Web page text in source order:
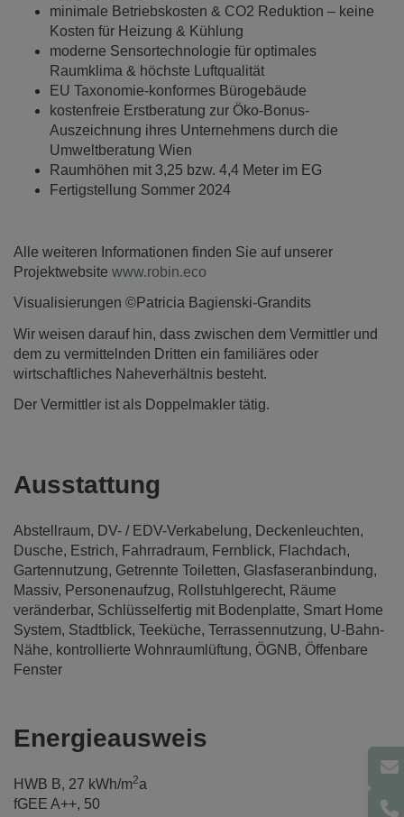
minimale Betriebskosten & CO2 Reduktion – keine
Kosten für Heizung & Kühlung
moderne Sensortechnologie für optimales
Raumklima & höchste Luftqualität
EU Taxonomie-konformes Bürogebäude
kostenfreie Erstberatung zur Öko-Bonus-
Auszeichnung ihres Unternehmens durch die
Umweltberatung Wien
Raumhöhen mit 3,25 bzw. 4,4 Meter im EG
Fertigstellung Sommer 2024
Alle weiteren Informationen finden Sie auf unserer
Projektwebsite www.robin.eco
Visualisierungen ©Patricia Bagienski-Grandits
Wir weisen darauf hin, dass zwischen dem Vermittler und
dem zu vermittelnden Dritten ein familiäres oder
wirtschaftliches Naheverhältnis besteht.
Der Vermittler ist als Doppelmakler tätig.
Ausstattung
Abstellraum DV- / EDV-Verkabelung
Deckenleuchten
Dusche
Estrich Fahrradraum Fernblick
Flachdach
Gartennutzung Getrennte Toiletten Glasfaseranbindung
Massiv
Personenaufzug Rollstuhlgerecht
Räume
veränderbar Schlüsselfertig mit Bodenplatte Smart Home
System Stadtblick Teeküche Terrassennutzung U-Bahn-
Nähe
kontrollierte Wohnraumlüftung ÖGNB Öffenbare
Fenster
Energieausweis
HWB B, 27 kWh/m2a
fGEE A++, 50